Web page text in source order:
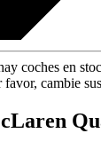
coches en
cambie
cLaren